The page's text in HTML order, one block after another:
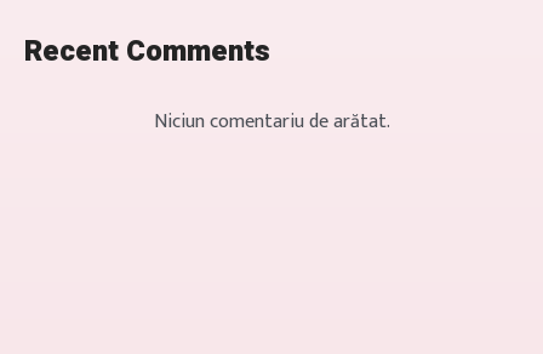
Recent Comments
Niciun comentariu de arătat.